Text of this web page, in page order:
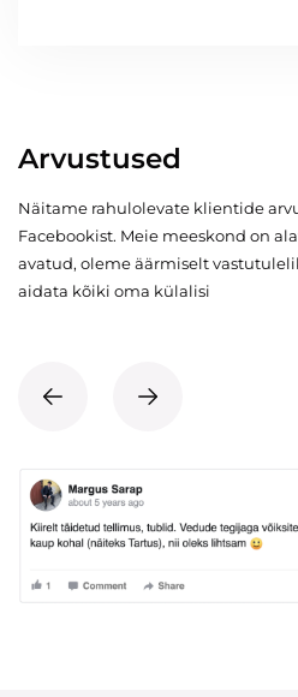
Arvustused
Näitame rahulolevate klientide
Facebookist. Meie meeskond on
avatud, oleme äärmiselt
aidata kõiki oma külalisi